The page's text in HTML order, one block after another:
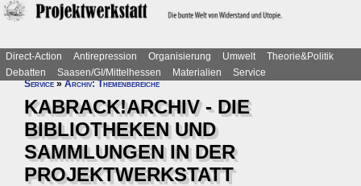
Direct-Action Antirepression Organisierung Umwelt
Theorie&Politik
Debatten
Saasen/GI/Mittelhessen Materialien
Service
Service»Archiv: Themenbereiche
KABRACK!ARCHIV - DIE
BIBLIOTHEKEN UND
SAMMLUNGEN IN DER
PROJEKTWERKSTATT